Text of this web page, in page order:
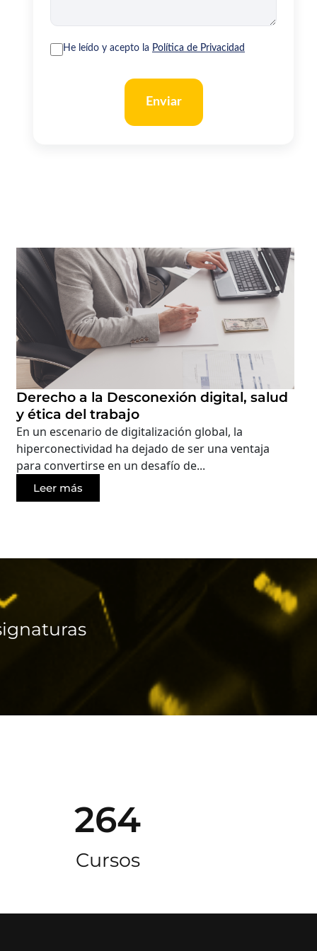
He leído y acepto la Política de Privacidad
Enviar
Derecho a la Desconexión digital, salud
y ética del trabajo
En un escenario de digitalización global, la
hiperconectividad ha dejado de ser una ventaja
para convertirse en un desafío de...
Leer más
264
Cursos